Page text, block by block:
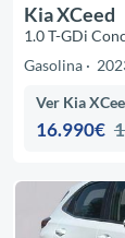
Kia XCeed
1.0 T-GDi
Gasolina
Ver Kia
16.990€